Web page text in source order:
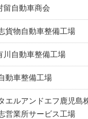
留自動車商会
貨物自動車整備工場
川自動車整備工場
動車整備工場
エルアンドエフ鹿児島
営業所サービス工場